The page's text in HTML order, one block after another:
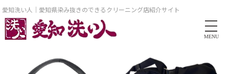
愛知洗い人｜愛知県染み抜きのできるクリーニング店紹介サイト
MENU